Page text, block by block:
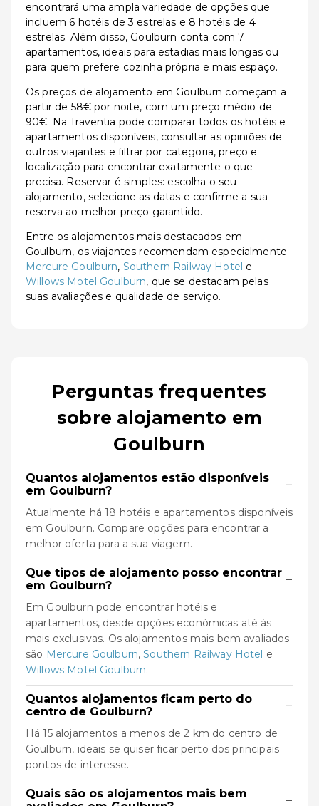
encontrará uma ampla variedade de opções que
incluem 6 hotéis de 3 estrelas e 8 hotéis de 4
estrelas. Além disso, Goulburn conta com 7
apartamentos, ideais para estadias mais longas ou
para quem prefere cozinha própria e mais espaço.
Os preços de alojamento em Goulburn começam a
partir de 58€ por noite, com um preço médio de
90€. Na Traventia pode comparar todos os hotéis e
apartamentos disponíveis, consultar as opiniões de
outros viajantes e filtrar por categoria, preço e
localização para encontrar exatamente o que
precisa. Reservar é simples: escolha o seu
alojamento, selecione as datas e confirme a sua
reserva ao melhor preço garantido.
Entre os alojamentos mais destacados em
Goulburn, os viajantes recomendam especialmente
Mercure Goulburn, Southern Railway Hotel e
Willows Motel Goulburn, que se destacam pelas
suas avaliações e qualidade de serviço.
Perguntas frequentes
sobre alojamento em
Goulburn
Quantos alojamentos estão disponíveis
em Goulburn?
−
Atualmente há 18 hotéis e apartamentos disponíveis
em Goulburn. Compare opções para encontrar a
melhor oferta para a sua viagem.
Que tipos de alojamento posso encontrar
em Goulburn?
−
Em Goulburn pode encontrar hotéis e
apartamentos, desde opções económicas até às
mais exclusivas. Os alojamentos mais bem avaliados
são Mercure Goulburn,Southern Railway Hotel e
Willows Motel Goulburn.
Quantos alojamentos ficam perto do
centro de Goulburn?
−
Há 15 alojamentos a menos de 2 km do centro de
Goulburn, ideais se quiser ficar perto dos principais
pontos de interesse.
Quais são os alojamentos mais bem
−